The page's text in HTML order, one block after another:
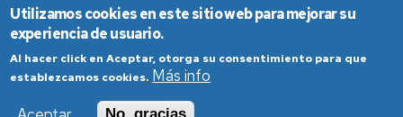
Utilizamos cookies en este sitio web para mejorar su
experiencia de usuario.
Al hacer click en Aceptar, otorga su consentimiento para que
establezcamos cookies. Más info